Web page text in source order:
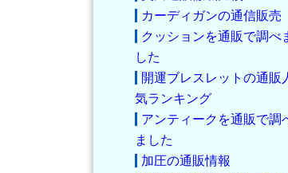
カーディガンの通信販売
クッションを通販で調べ
した
開運ブレスレットの通販
気ランキング
アンティークを通販で調
ました
加圧の通販情報